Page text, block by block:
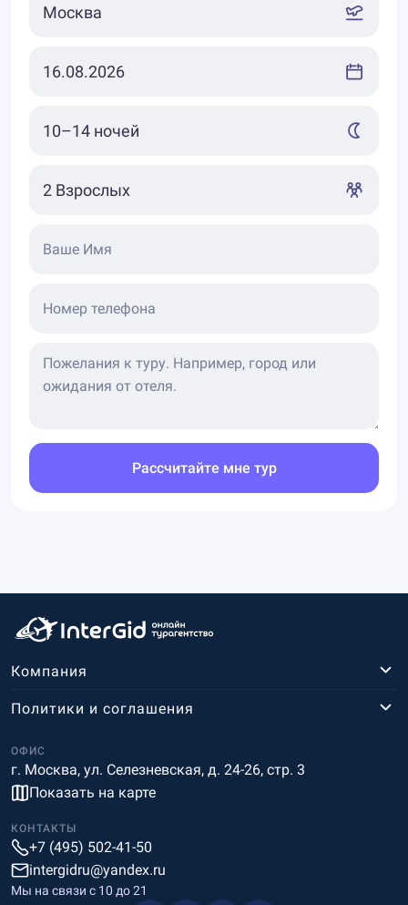
Ваше Имя
Номер телефона
Рассчитайте мне тур
Компания
ОФИС
г. Москва, ул. Селезневская, д. 24-26, стр. 3
Показать на карте
Политики и соглашения
КОНТАКТЫ
+7 (495) 502-41-50
intergidru@yandex.ru
Мы на связи c 10 до 21